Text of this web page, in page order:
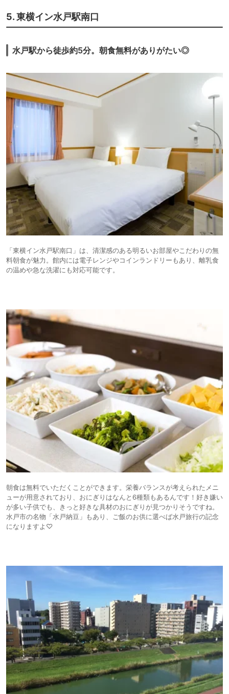
5. 東横イン水戸駅南口
水戸駅から徒歩約5分。朝食無料がありがたい◎
「東横イン水戸駅南口」は、清潔感のある明るいお部屋やこだわりの無
料朝食が魅力。館内には電子レンジやコインランドリーもあり、離乳食
の温めや急な洗濯にも対応可能です。
朝食は無料でいただくことができます。栄養バランスが考えられたメニ
ューが用意されており、おにぎりはなんと6種類もあるんです！好き嫌い
が多い子供でも、きっと好きな具材のおにぎりが見つかりそうですね。
水戸市の名物「水戸納豆」もあり、ご飯のお供に選べば水戸旅行の記念
になりますよ♡